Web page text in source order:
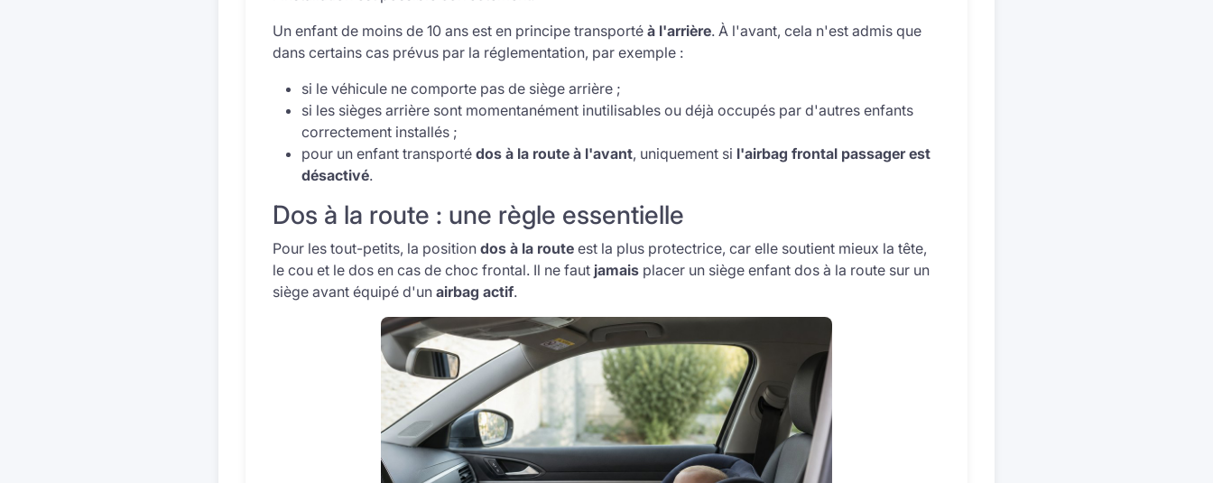
Un enfant de moins de 10 ans est en principe transporté à l'arrière. À l'avant, cela n'est admis que
dans certains cas prévus par la réglementation, par exemple :
si le véhicule ne comporte pas de siège arrière ;
si les sièges arrière sont momentanément inutilisables ou déjà occupés par d'autres enfants
correctement installés ;
pour un enfant transporté dos à la route à l'avant, uniquement si l'airbag frontal passager est
désactivé.
Dos à la route : une règle essentielle
Pour les tout-petits, la position dos à la route est la plus protectrice, car elle soutient mieux la tête,
le cou et le dos en cas de choc frontal. Il ne faut jamais placer un siège enfant dos à la route sur un
siège avant équipé d'un airbag actif.